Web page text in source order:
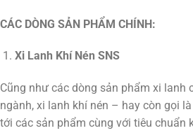
CÁC DÒNG SẢN PHẨM CHÍNH:
Xi Lanh Khí Nén SNS
Cũng như các dòng sản phẩm xi lanh
ngành, xi lanh khí nén – hay còn gọi
tới các sản phẩm cùng với tiêu chuẩn